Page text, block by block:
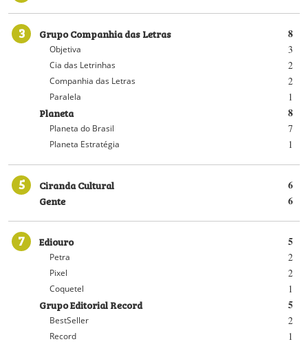
3 8
Grupo Companhia das Letras
3
Objetiva
2
Cia das Letrinhas
2
Companhia das Letras
1
Paralela
8
Planeta
7
Planeta do Brasil
1
Planeta Estratégia
5 6
Ciranda Cultural
6
Gente
7 5
Ediouro
2
Petra
2
Pixel
1
Coquetel
5
Grupo Editorial Record
2
BestSeller
1
Record